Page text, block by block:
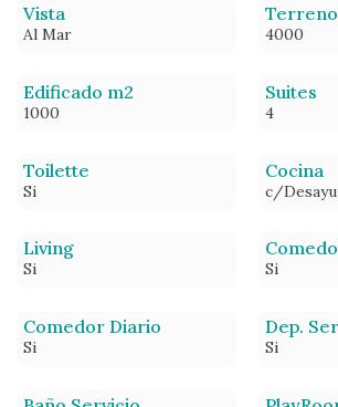
Vista
Al Mar 4000
Edificado m2
1000
Suites
4
Toilette
Si
Cocina
c/
Living
Si Si
Comedor Diario
Si
Dep.
Si